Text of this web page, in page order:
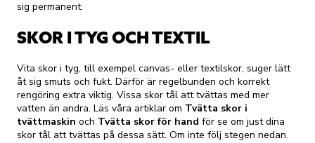
sig permanent.
SKOR I TYG OCH TEXTIL
Vita skor i tyg, till exempel canvas- eller textilskor, suger lätt
åt sig smuts och fukt. Därför är regelbunden och korrekt
rengöring extra viktig. Vissa skor tål att tvättas med mer
vatten än andra. Läs våra artiklar om Tvätta skor i
tvättmaskin och Tvätta skor för hand för se om just dina
skor tål att tvättas på dessa sätt. Om inte följ stegen nedan.